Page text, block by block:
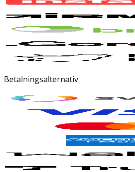
Betalningsalternativ